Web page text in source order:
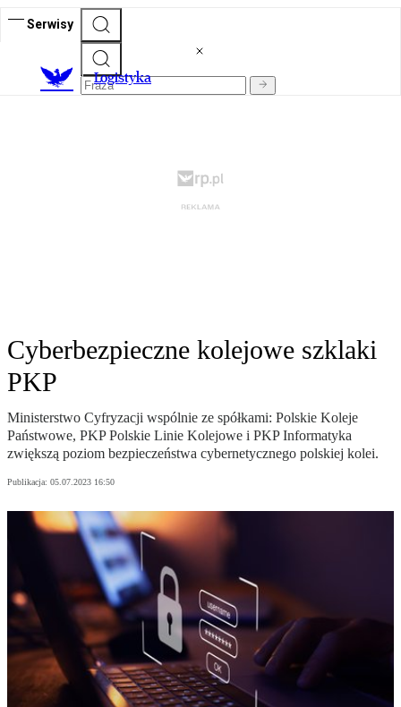
Serwisy
Logistyka
Cyberbezpieczne kolejowe szklaki
PKP
Ministerstwo Cyfryzacji wspólnie ze spółkami: Polskie Koleje
Państwowe, PKP Polskie Linie Kolejowe i PKP Informatyka
zwiększą poziom bezpieczeństwa cybernetycznego polskiej kolei.
Publikacja: 05.07.2023 16:50